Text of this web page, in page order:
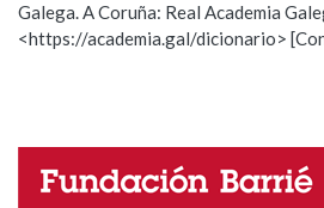
OUTRAS OPCIÓNS DE BUSCA
Pertence a
Observación Hai un erro
Propoño mellorar a definición
Nome
Galega. A Coruña: Real Academia
<https://academia.gal/dicionario>